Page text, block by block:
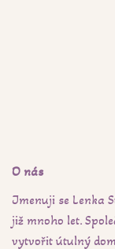
O nás
Jmenuji se Lenka
již mnoho let.
vytvořit útulný